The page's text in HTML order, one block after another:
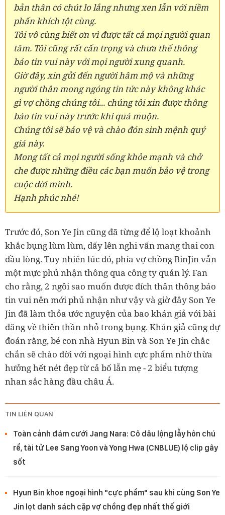
bản thân có chút lo lắng nhưng xen lẫn với niềm
phấn khích tột cùng.
Tôi vô cùng biết ơn vì được tất cả mọi người quan
tâm. Tôi cũng rất cẩn trọng và chưa thể thông
báo tin vui này với mọi người xung quanh.
Giờ đây, xin gửi đến người hâm mộ và những
người thân mong ngóng tin tức này không khác
gì vợ chồng chúng tôi... chúng tôi xin được thông
báo tin vui này trước khi quá muộn.
Chúng tôi sẽ bảo vệ và chào đón sinh mệnh quý
giá này.
Mong tất cả mọi người sống khỏe mạnh và chở
che được những điều các bạn muốn bảo vệ trong
cuộc đời mình.
Hạnh phúc nhé!
Trước đó, Son Ye Jin cũng đã từng để lộ loạt khoảnh
khắc bụng lùm lùm, dấy lên nghi vấn mang thai con
đầu lòng. Tuy nhiên lúc đó, phía vợ chồng BinJin vẫn
một mực phủ nhận thông qua công ty quản lý. Fan
cho rằng, 2 ngôi sao muốn được đích thân thông báo
tin vui nên mới phủ nhận như vậy và giờ đây Son Ye
Jin đã làm thỏa ước nguyện của bao khán giả với bài
đăng về thiên thần nhỏ trong bụng. Khán giả cũng dự
đoán rằng, bé con nhà Hyun Bin và Son Ye Jin chắc
chắn sẽ chào đời với ngoại hình cực phẩm nhờ thừa
hưởng hết nét đẹp từ cả bố lẫn mẹ - 2 biểu tượng
nhan sắc hàng đầu châu Á.
TIN LIÊN QUAN
Toàn cảnh đám cưới Jang Nara: Cô dâu lộng lẫy hôn chú
rể, tài tử Lee Sang Yoon và Yong Hwa (CNBLUE) lộ clip gây
sốt
Hyun Bin khoe ngoại hình "cực phẩm" sau khi cùng Son Ye
Jin lọt danh sách cặp vợ chồng đẹp nhất thế giới